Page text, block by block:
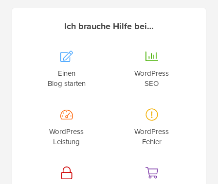
Ich brauche Hilfe bei…
Einen
Blog starten
WordPress
SEO
WordPress
Leistung
WordPress
Fehler